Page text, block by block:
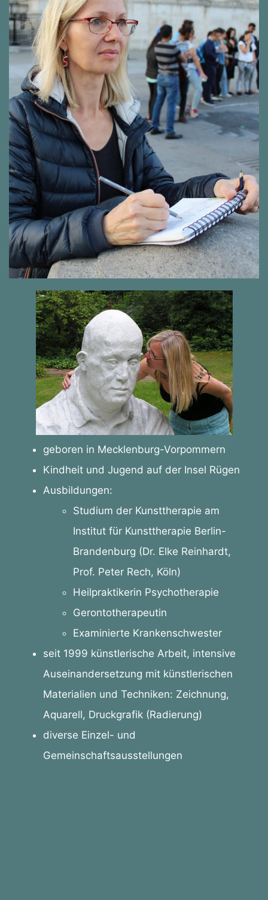
geboren in Mecklenburg-Vorpommern
Kindheit und Jugend auf der Insel Rügen
Ausbildungen:
Studium der Kunsttherapie am
Institut für Kunsttherapie Berlin-
Brandenburg (Dr. Elke Reinhardt,
Prof. Peter Rech, Köln)
Heilpraktikerin Psychotherapie
Gerontotherapeutin
Examinierte Krankenschwester
seit 1999 künstlerische Arbeit, intensive
Auseinandersetzung mit künstlerischen
Materialien und Techniken: Zeichnung,
Aquarell, Druckgrafik (Radierung)
diverse Einzel- und
Gemeinschaftsausstellungen